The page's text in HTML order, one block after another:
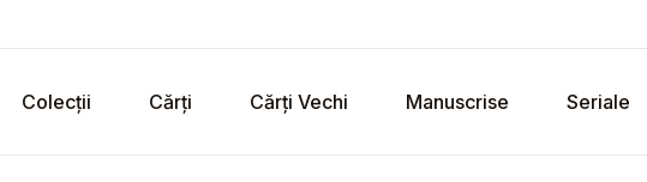
Colecții Cărți Cărți Vechi Manuscrise Seriale